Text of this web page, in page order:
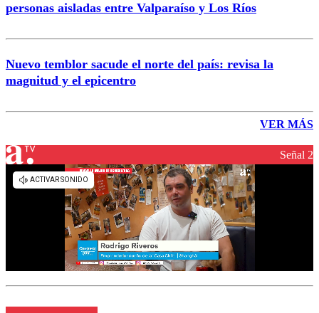
personas aisladas entre Valparaíso y Los Ríos
Nuevo temblor sacude el norte del país: revisa la
magnitud y el epicentro
VER MÁS
Señal 2